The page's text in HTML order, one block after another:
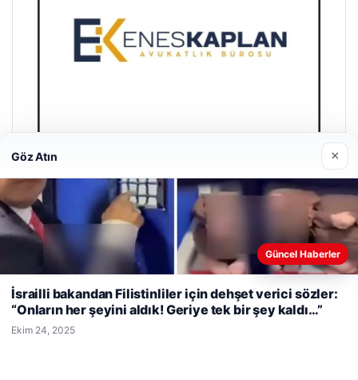
Enes Kaplan Avukatlık Bürosu
Nisan 28, 2026
Web sitemizi nasıl kullandığınızı daha iyi anlayabilmek,
kullanıyoruz.Çerez Politikamız
Kabul Et
Göz Atın ×
Güncel Haberler
İsrailli bakandan Filistinliler için dehşet verici sözler:
“Onların her şeyini aldık! Geriye tek bir şey kaldı…”
Ekim 24, 2025